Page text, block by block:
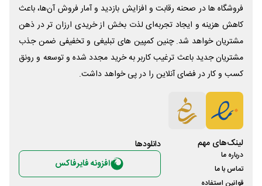
فروشگاه ها در صحنه رقابت و افزایش بازدید و آمار فروش آن‌ها، باعث
کاهش هزینه و ایجاد تجربه‌ای لذت بخش از خریدی ارزان تر در ذهن
مشتریان خواهد شد. چنین کمپین های تبلیغی و تخفیفی ضمن جذب
مشتریان جدید باعث ترغیب کاربر به خرید مجدد شده و توسعه و رونق
کسب و کار در فضای آنلاین را در پی خواهد داشت.
لینک‌های مهم
درباره ما
تماس با ما
قوانین استفاده
دانلود‌ها
افزونه فایرفاکس